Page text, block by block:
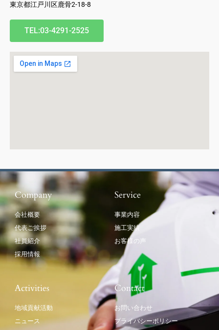
東京都江戸川区鹿骨2-18-8
TEL:03-4291-2525
Company
会社概要
代表ご挨拶
社員紹介
採用情報
Service
事業内容
施工実績
お客様の声
Activities
地域貢献活動
ニュース
Contact
お問い合わせ
プライバシーポリシー